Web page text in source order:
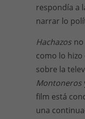
respondía a
narrar lo
Hachazos
como lo
sobre la
Montoneros
film está
una